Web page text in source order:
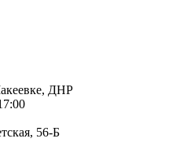
ДНР
56-Б